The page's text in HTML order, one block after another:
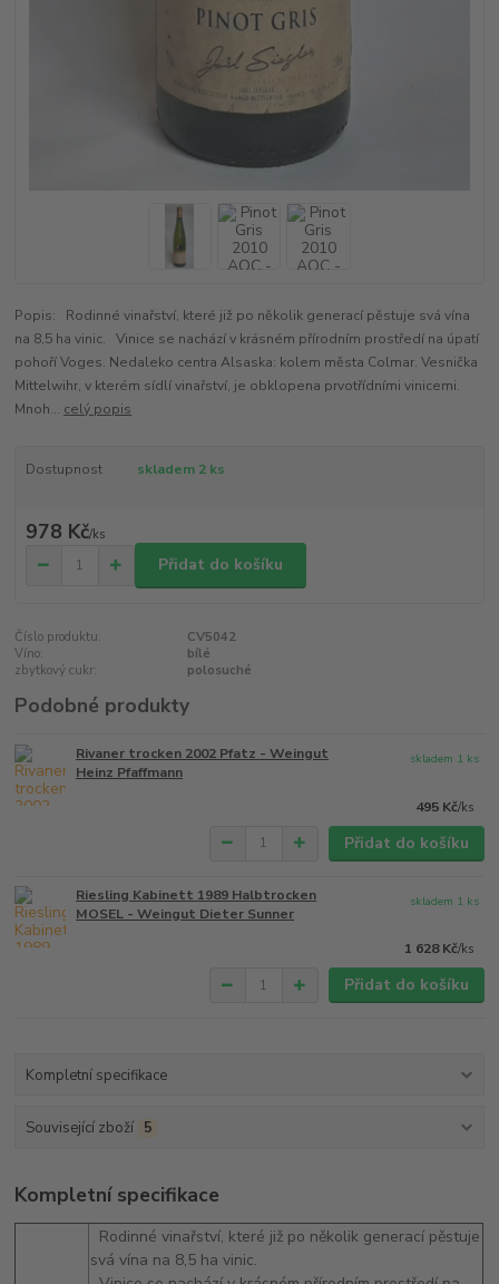
Popis: Rodinné vinařství, které již po několik generací pěstuje svá vína
na 8,5 ha vinic. Vinice se nachází v krásném přírodním prostředí na úpatí
pohoří Voges. Nedaleko centra Alsaska: kolem města Colmar. Vesnička
Mittelwihr, v kterém sídlí vinařství, je obklopena prvotřídními vinicemi.
Mnoh... celý popis
Dostupnost skladem 2 ks
978 Kč/ks
Přidat do košíku
Číslo produktu:
CV5042
Víno:
bílé
zbytkový cukr:
polosuché
Podobné produkty
Rivaner trocken 2002 Pfatz - Weingut
Heinz Pfaffmann
495 Kč/ks
skladem 1 ks
Přidat do košíku
Riesling Kabinett 1989 Halbtrocken
MOSEL - Weingut Dieter Sunner
1 628 Kč/ks
skladem 1 ks
Přidat do košíku
Kompletní specifikace
Související zboží 5
Kompletní specifikace
Rodinné vinařství, které již po několik generací pěstuje
svá vína na 8,5 ha vinic.